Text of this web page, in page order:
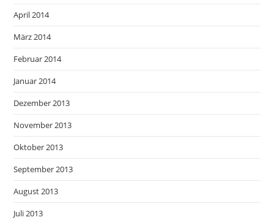
April 2014
März 2014
Februar 2014
Januar 2014
Dezember 2013
November 2013
Oktober 2013
September 2013
August 2013
Juli 2013